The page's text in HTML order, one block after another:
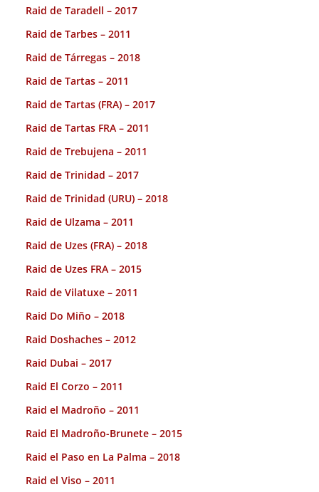
Raid de Taradell – 2017
Raid de Tarbes – 2011
Raid de Tárregas – 2018
Raid de Tartas – 2011
Raid de Tartas (FRA) – 2017
Raid de Tartas FRA – 2011
Raid de Trebujena – 2011
Raid de Trinidad – 2017
Raid de Trinidad (URU) – 2018
Raid de Ulzama – 2011
Raid de Uzes (FRA) – 2018
Raid de Uzes FRA – 2015
Raid de Vilatuxe – 2011
Raid Do Miño – 2018
Raid Doshaches – 2012
Raid Dubai – 2017
Raid El Corzo – 2011
Raid el Madroño – 2011
Raid El Madroño-Brunete – 2015
Raid el Paso en La Palma – 2018
Raid el Viso – 2011